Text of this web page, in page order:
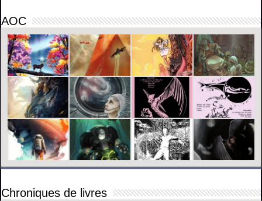
AOC
Chroniques de livres